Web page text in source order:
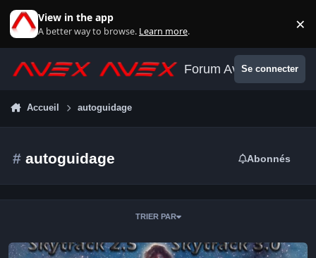
View in the app
A better way to browse. Learn more. ×
Forum AvexSe connecter
Accueil autoguidage
# autoguidage Abonnés
TRIER PAR
guidage